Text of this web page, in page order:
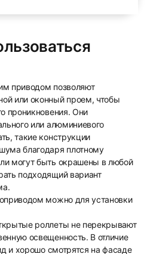
24
26
приводом позволяют
или оконный проем, чтобы
проникновения. Они
или алюминиевого
такие конструкции
благодаря плотному
могут быть окрашены в любой
подходящий вариант
можно для установки
роллеты не перекрывают
освещенность. В отличие
и хорошо смотрятся на фасаде